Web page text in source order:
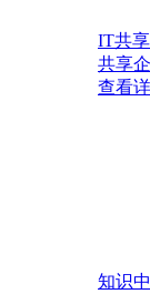
IT共
共享
查看
知识